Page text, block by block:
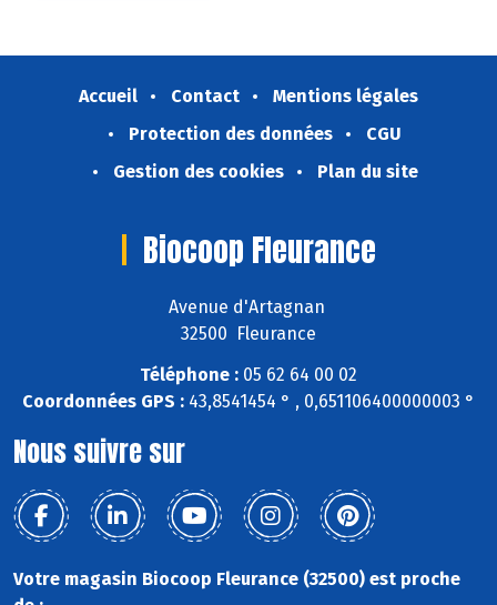
Accueil Contact
Mentions légales
Protection des données
CGU
Gestion des cookies
Plan du site
Biocoop Fleurance
Avenue d'Artagnan
32500 Fleurance
Téléphone : 05 62 64 00 02
Coordonnées GPS : 43,8541454 ° , 0,651106400000003 °
Nous suivre sur
Votre magasin Biocoop Fleurance (32500) est proche